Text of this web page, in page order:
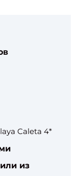
Caleta 4*
из